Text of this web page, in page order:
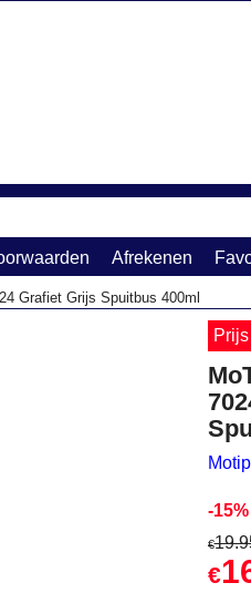
Afrekenen
Grafiet Grijs Spuitbus 400ml
Motip
-15%
€
€